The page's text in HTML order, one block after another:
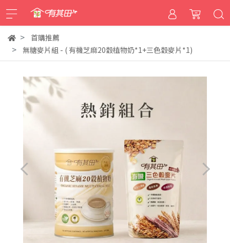
首購推薦
無糖麥片組 - ( 有機芝麻20穀植物奶*1+三色穀麥片*1)